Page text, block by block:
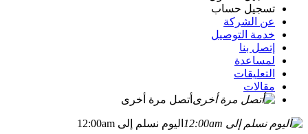
تسجيل حساب
عن الشركة
خدمة التوصيل
إتصل بنا
لمساعدة
التعليقات
مقالات
أتصل مرة أخرى
اليوم نسلم إلى 12:00am